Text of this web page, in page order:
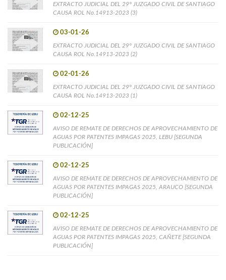
EXTRACTO JUDICIAL DEL 29° JUZGADO CIVIL DE SANTIAGO
CAUSA ROL No.14913-2023 (3)
03-01-26
EXTRACTO JUDICIAL DEL 29° JUZGADO CIVIL DE SANTIAGO
CAUSA ROL No.14913-2023 (2)
02-01-26
EXTRACTO JUDICIAL DEL 29° JUZGADO CIVIL DE SANTIAGO
CAUSA ROL No.14913-2023 (1)
02-12-25
AVISO DE REMATE DE DERECHOS DE APROVECHAMIENTO DE
AGUAS POR PATENTES IMPAGAS 2025, LEBU [SEGUNDA
PUBLICACIÓN]
02-12-25
AVISO DE REMATE DE DERECHOS DE APROVECHAMIENTO DE
AGUAS POR PATENTES IMPAGAS 2025, ARAUCO [SEGUNDA
PUBLICACIÓN]
02-12-25
AVISO DE REMATE DE DERECHOS DE APROVECHAMIENTO DE
AGUAS POR PATENTES IMPAGAS 2025, CAÑETE [SEGUNDA
PUBLICACIÓN]